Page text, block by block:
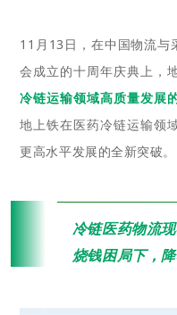
11月13日，在中国物流与
会成立的十周年庆典上，
冷链运输领域高质量发展
地上铁在医药冷链运输领
更高水平发展的全新突破。
“
冷链医药物流
烧钱困局下，